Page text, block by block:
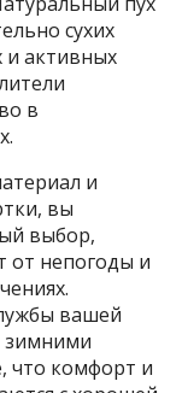
сухих
и активных
в
и
вы
выбор,
от непогоды и
вашей
зимними
что комфорт и